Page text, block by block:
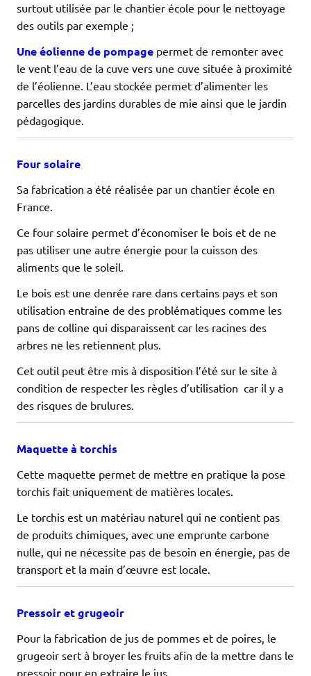
surtout utilisée par le chantier école pour le nettoyage
des outils par exemple ;
Une éolienne de pompage permet de remonter avec
le vent l’eau de la cuve vers une cuve située à proximité
de l’éolienne. L’eau stockée permet d’alimenter les
parcelles des jardins durables de mie ainsi que le jardin
pédagogique.
Four solaire
Sa fabrication a été réalisée par un chantier école en
France.
Ce four solaire permet d’économiser le bois et de ne
pas utiliser une autre énergie pour la cuisson des
aliments que le soleil.
Le bois est une denrée rare dans certains pays et son
utilisation entraine de des problématiques comme les
pans de colline qui disparaissent car les racines des
arbres ne les retiennent plus.
Cet outil peut être mis à disposition l’été sur le site à
condition de respecter les règles d’utilisation car il y a
des risques de brulures.
Maquette à torchis
Cette maquette permet de mettre en pratique la pose
torchis fait uniquement de matières locales.
Le torchis est un matériau naturel qui ne contient pas
de produits chimiques, avec une emprunte carbone
nulle, qui ne nécessite pas de besoin en énergie, pas de
transport et la main d’œuvre est locale.
Pressoir et grugeoir
Pour la fabrication de jus de pommes et de poires, le
grugeoir sert à broyer les fruits afin de la mettre dans le
pressoir pour en extraire le jus.